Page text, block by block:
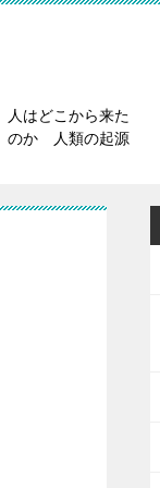
人はどこから来た
のか 人類の起源